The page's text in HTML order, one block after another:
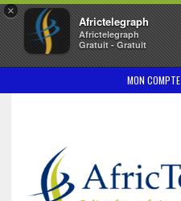
×
Africtelegraph
Africtelegraph
Gratuit - Gratuit
MON COMPTE